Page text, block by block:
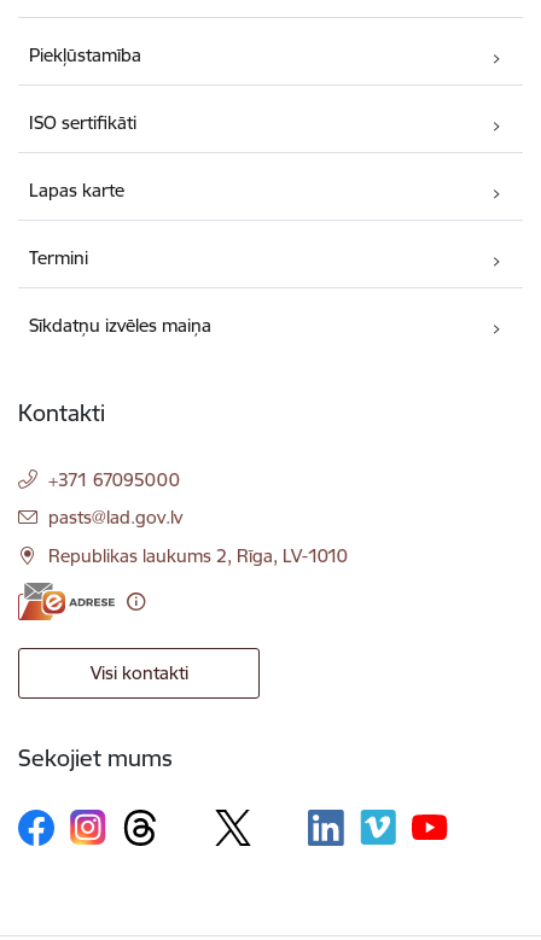
Piekļūstamība
ISO sertifikāti
Lapas karte
Termini
Sīkdatņu izvēles maiņa
Kontakti
+371 67095000
E-pasts:
pasts@lad.gov.lv
Republikas laukums 2, Rīga, LV-1010
Visi kontakti
Sekojiet mums